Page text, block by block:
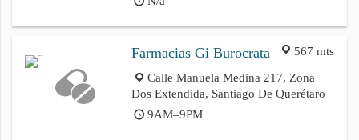
567 mts
Farmacias Gi Burocrata
Calle Manuela Medina 217, Zona
Dos Extendida, Santiago De Querétaro
9AM–9PM